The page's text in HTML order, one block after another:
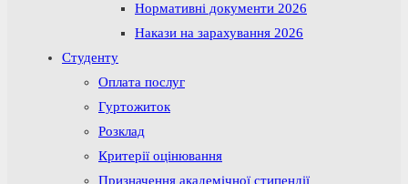
Нормативні документи 2026
Накази на зарахування 2026
Студенту
Оплата послуг
Гуртожиток
Розклад
Критерії оцінювання
Призначення академічної стипендії